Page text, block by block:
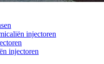
injectoren
injectoren